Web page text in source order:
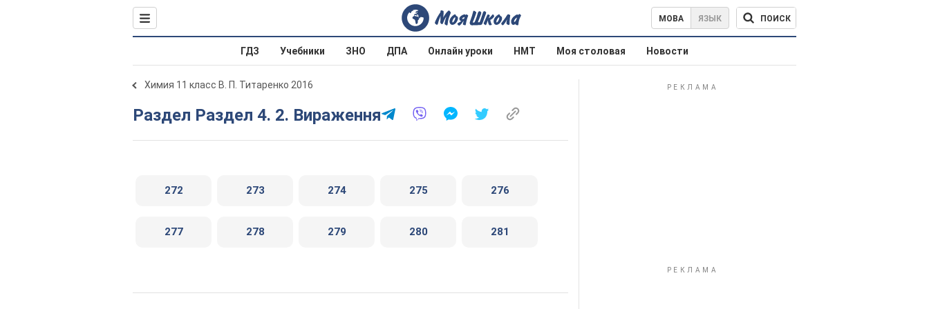
МОВА ЯЗЫК ПОИСК
ГДЗ Учебники ЗНО ДПА Онлайн уроки НМТ Моя столовая Новости
Химия 11 класс В. П. Титаренко 2016
Раздел Раздел 4. 2. Вираження
272 273 274 275 276
277 278 279 280 281